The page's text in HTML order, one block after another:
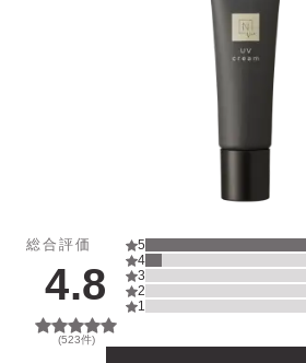
Mask
乳液・
Serum/
その他
Other
総合評価
4.8
(523件)
5
4
3
2
1